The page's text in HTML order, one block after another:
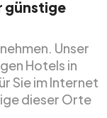
günstige
Unser
Hotels in
Sie im Internet
dieser Orte